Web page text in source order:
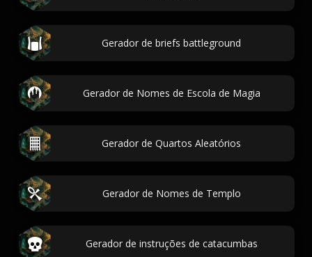
Gerador de briefs battleground
Gerador de Nomes de Escola de Magia
Gerador de Quartos Aleatórios
Gerador de Nomes de Templo
Gerador de instruções de catacumbas